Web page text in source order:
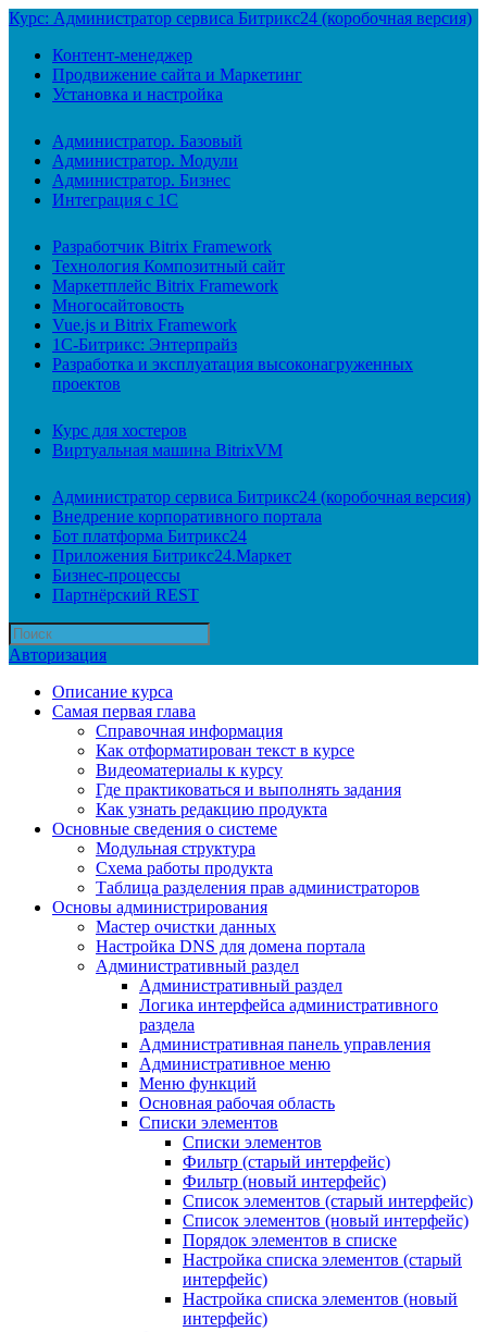
Курс: Администратор сервиса Битрикс24 (коробочная версия)
Контент-менеджер
Продвижение сайта и Маркетинг
Установка и настройка
Администратор. Базовый
Администратор. Модули
Администратор. Бизнес
Интеграция с 1С
Разработчик Bitrix Framework
Технология Композитный сайт
Маркетплейс Bitrix Framework
Многосайтовость
Vue.js и Bitrix Framework
1С-Битрикс: Энтерпрайз
Разработка и эксплуатация высоконагруженных
проектов
Курс для хостеров
Виртуальная машина BitrixVM
Администратор сервиса Битрикс24 (коробочная версия)
Внедрение корпоративного портала
Бот платформа Битрикс24
Приложения Битрикс24.Маркет
Бизнес-процессы
Партнёрский REST
Авторизация
Описание курса
Самая первая глава
Справочная информация
Как отформатирован текст в курсе
Видеоматериалы к курсу
Где практиковаться и выполнять задания
Как узнать редакцию продукта
Основные сведения о системе
Модульная структура
Схема работы продукта
Таблица разделения прав администраторов
Основы администрирования
Мастер очистки данных
Настройка DNS для домена портала
Административный раздел
Административный раздел
Логика интерфейса административного
раздела
Административная панель управления
Административное меню
Меню функций
Основная рабочая область
Списки элементов
Списки элементов
Фильтр (старый интерфейс)
Фильтр (новый интерфейс)
Список элементов (старый интерфейс)
Список элементов (новый интерфейс)
Порядок элементов в списке
Настройка списка элементов (старый
интерфейс)
Настройка списка элементов (новый
интерфейс)